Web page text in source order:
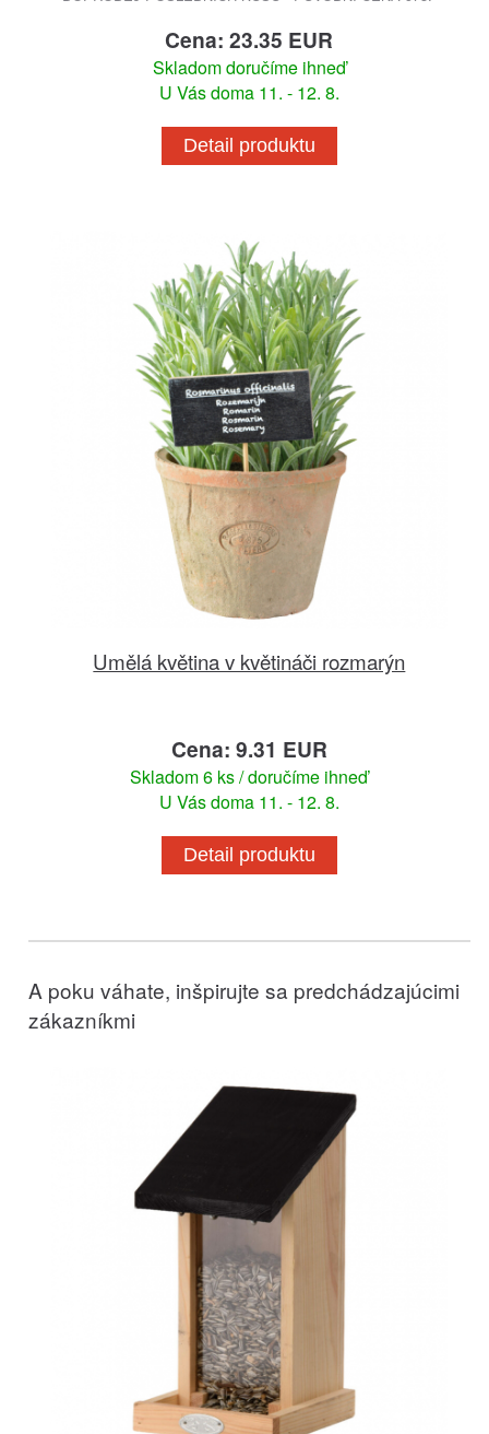
Cena: 23.35 EUR
Skladom doručíme ihneď
U Vás doma 11. - 12. 8.
Detail produktu
Umělá květina v květináči rozmarýn
Cena: 9.31 EUR
Skladom 6 ks / doručíme ihneď
U Vás doma 11. - 12. 8.
Detail produktu
A poku váhate, inšpirujte sa predchádzajúcimi
zákazníkmi